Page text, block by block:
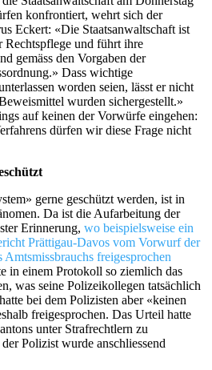
konfrontiert, wehrt sich der
Eckert: «Die Staatsanwaltschaft ist
Rechtspflege und führt ihre
gemäss den Vorgaben der
Dass wichtige
worden seien, lässt er nicht
wurden sichergestellt.»
auf keinen der Vorwürfe eingehen:
dürfen wir diese Frage nicht
gerne geschützt werden, ist in
Da ist die Aufarbeitung der
Erinnerung, wo beispielsweise ein
Prättigau-Davos vom Vorwurf der
freigesprochen
in einem Protokoll so ziemlich das
was seine Polizeikollegen tatsächlich
bei dem Polizisten aber «keinen
freigesprochen. Das Urteil hatte
unter Strafrechtlern zu
Polizist wurde anschliessend